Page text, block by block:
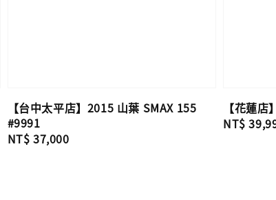
【台中太平店】2015 山葉 SMAX 155
#9991
Regular
NT$ 37,000
【花蓮
Regular
NT$